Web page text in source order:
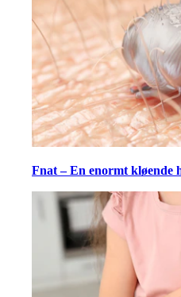
Fnat – En enormt kløende